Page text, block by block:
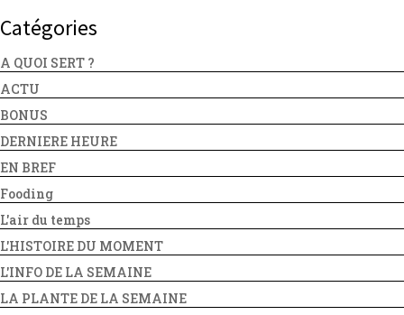
Catégories
A QUOI SERT ?
ACTU
BONUS
DERNIERE HEURE
EN BREF
Fooding
L'air du temps
L'HISTOIRE DU MOMENT
L'INFO DE LA SEMAINE
LA PLANTE DE LA SEMAINE